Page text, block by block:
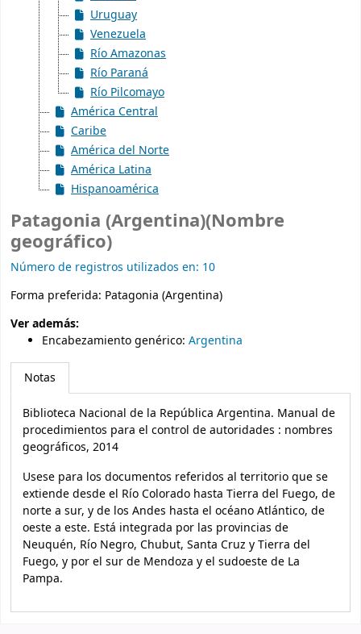
Uruguay
Venezuela
Río Amazonas
Río Paraná
Río Pilcomayo
América Central
Caribe
América del Norte
América Latina
Hispanoamérica
Patagonia (Argentina)(Nombre
geográfico)
Número de registros utilizados en: 10
Forma preferida: Patagonia (Argentina)
Ver además:
Encabezamiento genérico: Argentina
Notas
Biblioteca Nacional de la República Argentina. Manual de
procedimientos para el control de autoridades : nombres
geográficos, 2014
Usese para los documentos referidos al territorio que se
extiende desde el Río Colorado hasta Tierra del Fuego, de
norte a sur, y de los Andes hasta el océano Atlántico, de
oeste a este. Está integrada por las provincias de
Neuquén, Río Negro, Chubut, Santa Cruz y Tierra del
Fuego, y por el sur de Mendoza y el sudoeste de La
Pampa.